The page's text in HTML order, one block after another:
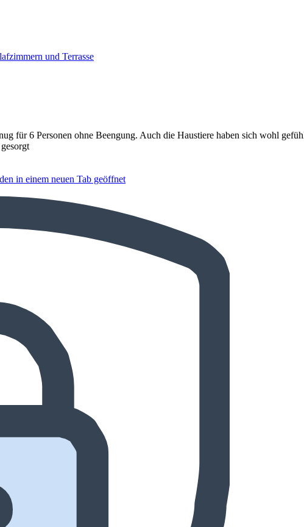
und Terrasse
für 6 Personen ohne Beengung. Auch die Haustiere haben sich wohl
in einem neuen Tab geöffnet